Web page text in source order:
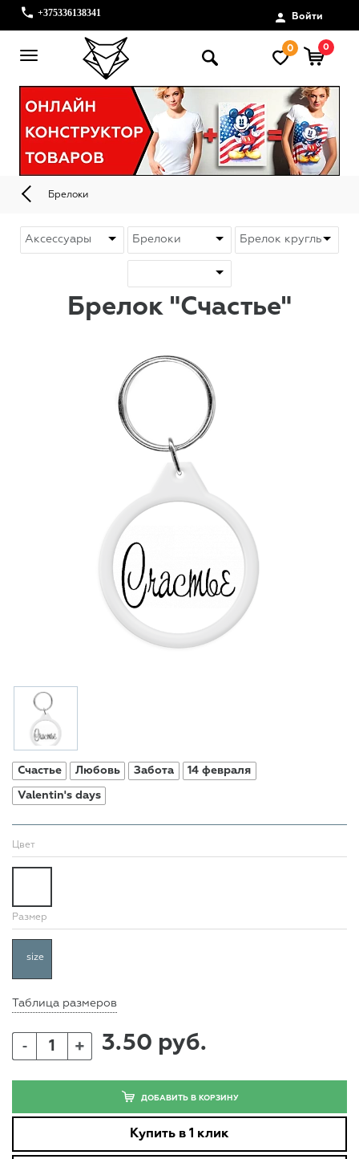
+375336138341 Войти
0 0
Брелоки
Брелок "Счастье"
Счастье Любовь Забота 14 февраля
Valentin's days
Цвет
Размер
size
Таблица размеров
- + 3.50 руб.
ДОБАВИТЬ В КОРЗИНУ
Купить в 1 клик